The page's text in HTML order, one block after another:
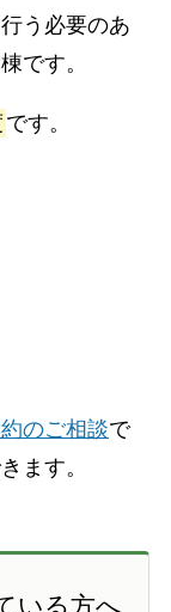
う必要のあ
です。
です。
のご相談で
ます。
いる方へ